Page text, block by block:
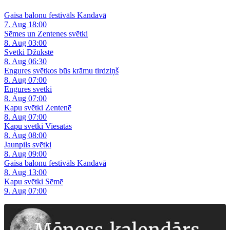
Gaisa balonu festivāls Kandavā
7. Aug 18:00
Sēmes un Zentenes svētki
8. Aug 03:00
Svētki Džūkstē
8. Aug 06:30
Engures svētkos būs krāmu tirdziņš
8. Aug 07:00
Engures svētki
8. Aug 07:00
Kapu svētki Zentenē
8. Aug 07:00
Kapu svētki Viesatās
8. Aug 08:00
Jaunpils svētki
8. Aug 09:00
Gaisa balonu festivāls Kandavā
8. Aug 13:00
Kapu svētki Sēmē
9. Aug 07:00